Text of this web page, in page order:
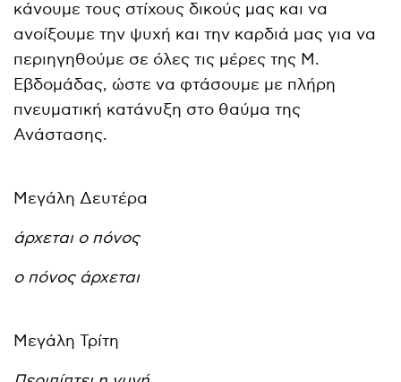
κάνουμε τους στίχους δικούς μας και να
ανοίξουμε την ψυχή και την καρδιά μας για να
περιηγηθούμε σε όλες τις μέρες της Μ.
Εβδομάδας, ώστε να φτάσουμε με πλήρη
πνευματική κατάνυξη στο θαύμα της
Ανάστασης.
Μεγάλη Δευτέρα
άρχεται ο πόνος
ο πόνος άρχεται
Μεγάλη Τρίτη